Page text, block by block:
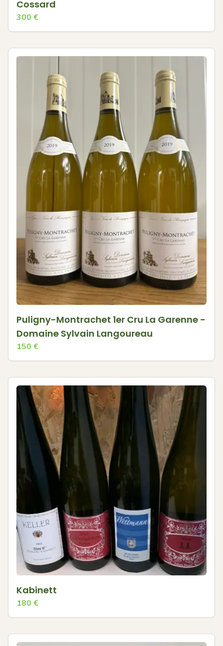
Cossard
300 €
Puligny-Montrachet 1er Cru La Garenne -
Domaine Sylvain Langoureau
150 €
Kabinett
180 €